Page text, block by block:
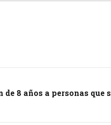
8 años a personas que